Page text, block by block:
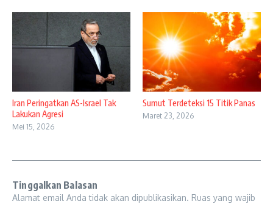
Iran Peringatkan AS-Israel Tak
Lakukan Agresi
Mei 15, 2026
Sumut Terdeteksi 15 Titik Panas
Maret 23, 2026
Tinggalkan Balasan
Alamat email Anda tidak akan dipublikasikan. Ruas yang wajib